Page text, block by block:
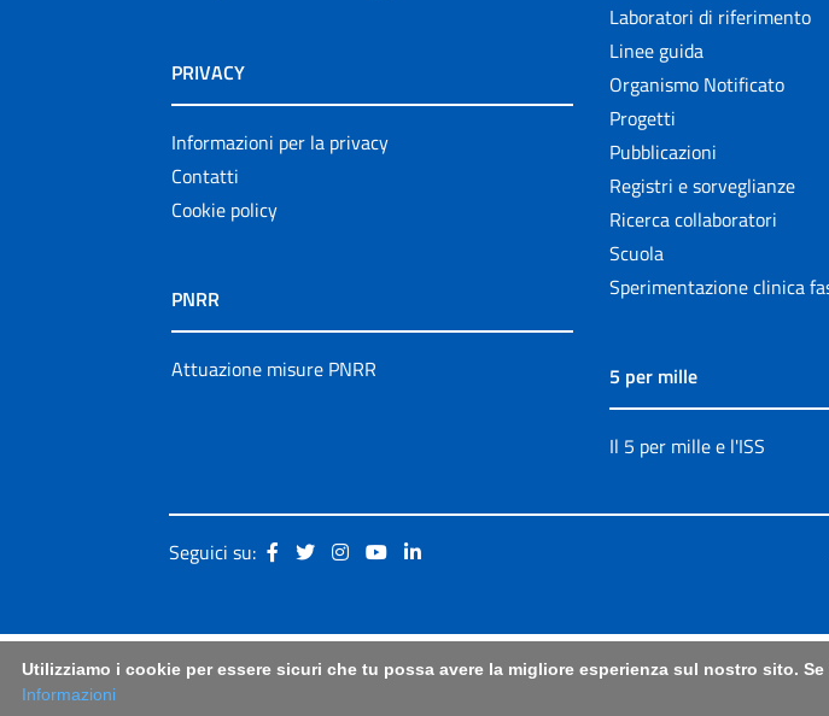
PRIVACY
Informazioni per la privacy
Contatti
Cookie policy
PNRR
Attuazione misure PNRR
Laboratori di riferimento
Linee guida
Organismo Notificato
Progetti
Pubblicazioni
Registri e sorveglianze
Ricerca collaboratori
Scuola
Sperimentazione clinica
5 per mille
Il 5 per mille e l'ISS
Seguici su:
Utilizziamo i cookie per essere sicuri che tu possa avere la migliore esperienza sul nostro sito.
Informazioni